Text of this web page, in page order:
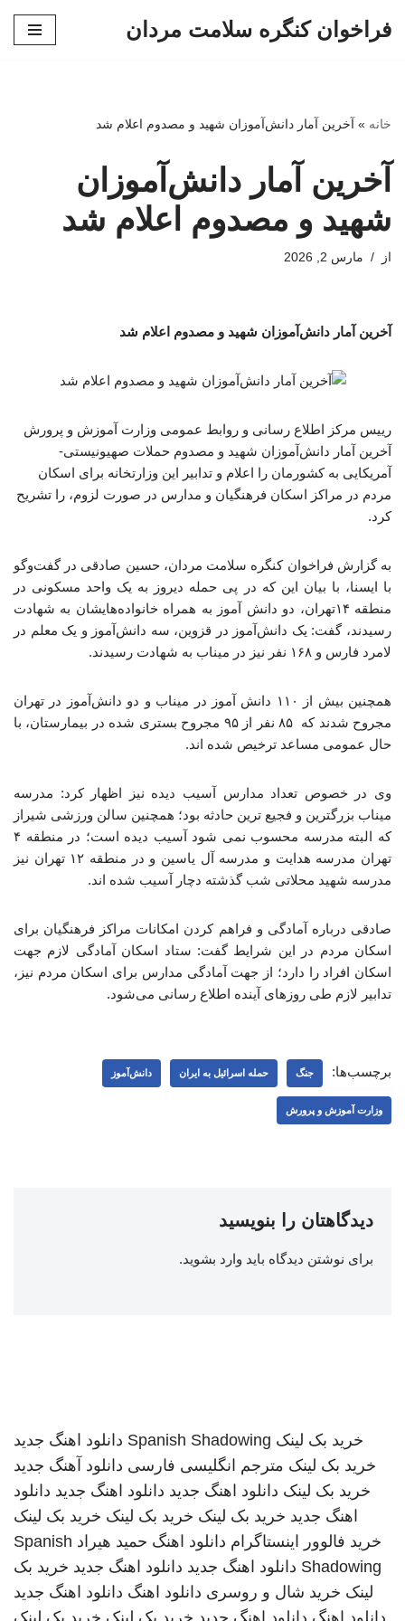
فراخوان کنگره سلامت مردان
خانه » آخرین آمار دانش‌آموزان شهید و مصدوم اعلام شد
آخرین آمار دانش‌آموزان
شهید و مصدوم اعلام شد
از مارس 2, 2026
آخرین آمار دانش‌آموزان شهید و مصدوم اعلام شد
رییس مرکز اطلاع رسانی و روابط عمومی وزارت آموزش و پرورش
آخرین آمار دانش‌آموزان شهید و مصدوم حملات صهیونیستی-
آمریکایی به کشورمان را اعلام و تدابیر این وزارتخانه برای اسکان
مردم در مراکز اسکان فرهنگیان و مدارس در صورت لزوم، را تشریح
کرد.
به گزارش فراخوان کنگره سلامت مردان، حسین صادقی در گفت‌وگو
با ایسنا، با بیان این که در پی حمله دیروز به یک واحد مسکونی در
منطقه ۱۴تهران، دو دانش آموز به همراه خانواده‌هایشان به شهادت
رسیدند، گفت: یک دانش‌آموز در قزوین، سه دانش‌آموز و یک معلم در
لامرد فارس و ۱۶۸ نفر نیز در میناب به شهادت رسیدند.
همچنین بیش از ۱۱۰ دانش آموز در میناب و دو دانش‌آموز در تهران
مجروح شدند که ۸۵ نفر از ۹۵ مجروح بستری شده در بیمارستان، با
حال عمومی مساعد ترخیص شده اند.
وی در خصوص تعداد مدارس آسیب دیده نیز اظهار کرد: مدرسه
میناب بزرگترین و فجیع ترین حادثه بود؛ همچنین سالن ورزشی شیراز
که البته مدرسه محسوب نمی شود آسیب دیده است؛ در منطقه ۴
تهران مدرسه هدایت و مدرسه آل یاسین و در منطقه ۱۲ تهران نیز
مدرسه شهید محلاتی شب گذشته دچار آسیب شده اند.
صادقی درباره آمادگی و فراهم کردن امکانات مراکز فرهنگیان برای
اسکان مردم در این شرایط گفت: ستاد اسکان آمادگی لازم جهت
اسکان افراد را دارد؛ از جهت آمادگی مدارس برای اسکان مردم نیز،
تدابیر لازم طی روزهای آینده اطلاع رسانی می‌شود.
برچسب‌ها: جنگ حمله اسرائیل به ایران دانش‌آموز
وزارت آموزش و پرورش
دیدگاهتان را بنویسید
برای نوشتن دیدگاه باید وارد بشوید.
خرید بک لینک Spanish Shadowing دانلود اهنگ جدید
خرید بک لینک مترجم انگلیسی فارسی دانلود آهنگ جدید
خرید بک لینک دانلود اهنگ جدید دانلود اهنگ جدید دانلود
اهنگ جدید خرید بک لینک خرید بک لینک خرید بک لینک
خرید فالوور اینستاگرام دانلود اهنگ حمید هیراد Spanish
Shadowing دانلود اهنگ جدید دانلود اهنگ جدید خرید بک
لینک خرید شال و روسری دانلود اهنگ دانلود اهنگ جدید
دانلود اهنگ دانلود اهنگ جدید خرید بک لینک خرید بک لینک